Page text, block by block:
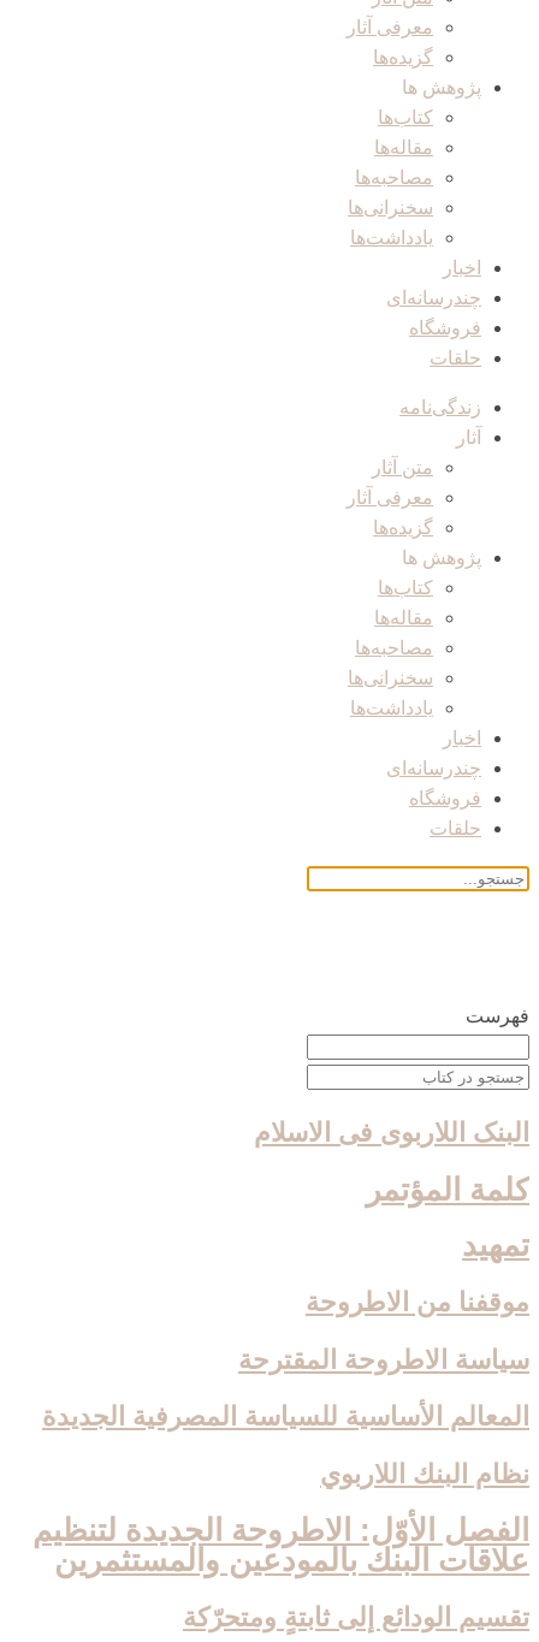
معرفی آثار
گزیده‌ها
پژوهش ها
کتاب‌ها
مقاله‌ها
مصاحبه‌ها
سخنرانی‌ها
یادداشت‌ها
اخبار
چندرسانه‌ای
فروشگاه
حلقات
زندگی‌نامه
آثار
متن آثار
معرفی آثار
گزیده‌ها
پژوهش ها
کتاب‌ها
مقاله‌ها
مصاحبه‌ها
سخنرانی‌ها
یادداشت‌ها
اخبار
چندرسانه‌ای
فروشگاه
حلقات
فهرست
البنک اللاربوی فی الاسلام
كلمة المؤتمر
تمهيد
موقفنا من الاطروحة
سياسة الاطروحة المقترحة
المعالم الأساسية للسياسة المصرفية الجديدة
نظام البنك اللاربوي‏
الفصل الأوّل: الاطروحة الجديدة لتنظيم
علاقات البنك بالمودعين والمستثمرين‏
تقسيم الودائع إلى ثابتةٍ ومتحرّكة